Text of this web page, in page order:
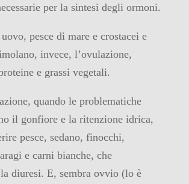
per la sintesi degli ormoni.
pesce di mare e crostacei e
invece, l’ovulazione,
e grassi vegetali.
quando le problematiche
il gonfiore e la ritenzione idrica,
pesce, sedano, finocchi,
e carni bianche, che
diuresi. E, sembra ovvio (lo è